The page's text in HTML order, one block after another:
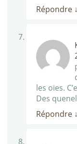
Répondre ↓
les oies.
Des
Répondre ↓